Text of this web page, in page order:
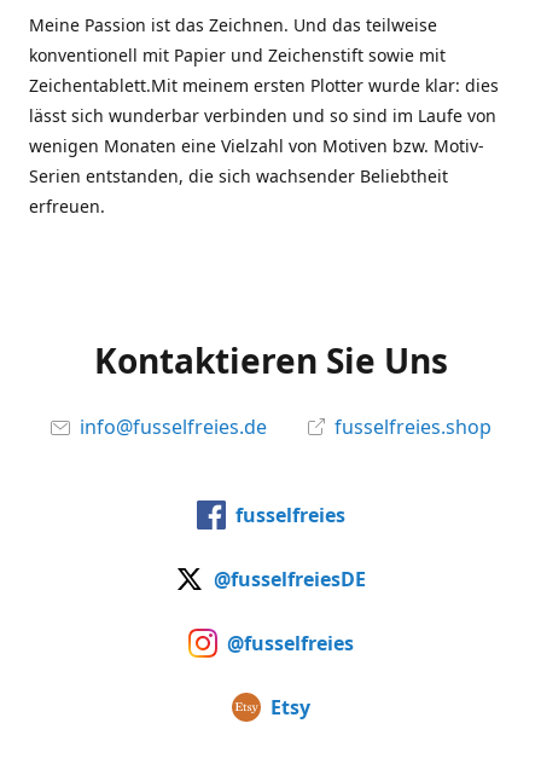
Meine Passion ist das Zeichnen. Und das teilweise
konventionell mit Papier und Zeichenstift sowie mit
Zeichentablett.Mit meinem ersten Plotter wurde klar: dies
lässt sich wunderbar verbinden und so sind im Laufe von
wenigen Monaten eine Vielzahl von Motiven bzw. Motiv-
Serien entstanden, die sich wachsender Beliebtheit
erfreuen.
Kontaktieren Sie Uns
info@fusselfreies.de fusselfreies.shop
fusselfreies
@fusselfreiesDE
@fusselfreies
Etsy